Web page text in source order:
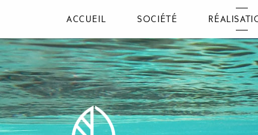
ACCUEIL SOCIÉTÉ